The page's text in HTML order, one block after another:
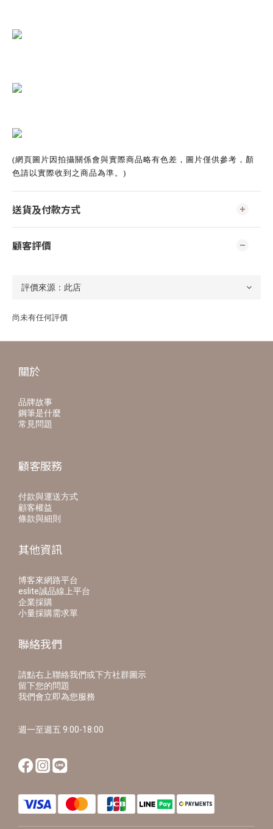
(網頁圖片因拍攝關係會與實際商品略有色差，圖片僅供參考，顏
色請以實際收到之商品為準。)
送貨及付款方式
顧客評價
尚未有任何評價
關於
品牌故事
鋼筆是什麼
常見問題
顧客服務
付款與運送方式
顧客權益
條款與細則
其他資訊
博客來網路平台
eslite誠品線上平台
企業採購
小量採購需求單
聯絡我們
請點右上聯絡我們或下方社群圖示
留下您的問題
我們會立即為您服務
週一至週五 9:00-18:00